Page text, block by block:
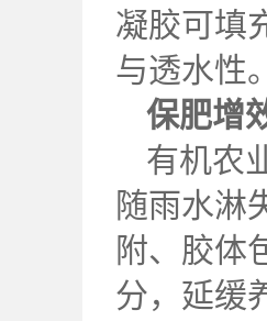
凝胶可填
与透水性
保肥增
有机农
随雨水淋
附、胶体
分，延缓